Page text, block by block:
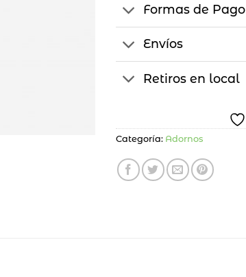
Formas de Pago
Envíos
Retiros en local
Categoría: Adornos